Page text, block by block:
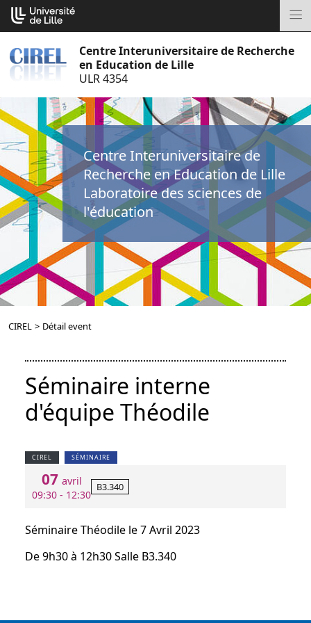
Aller
au
Centre Interuniversitaire de Recherche
en Education de Lille
ULR 4354
Centre Interuniversitaire de
Recherche en Education de Lille
Laboratoire des sciences de
l'éducation
CIREL > Détail event
Séminaire interne
d'équipe Théodile
CIREL SÉMINAIRE
07 avril
09:30 - 12:30
B3.340
Séminaire Théodile le 7 Avril 2023
De 9h30 à 12h30 Salle B3.340
Cookies management panel